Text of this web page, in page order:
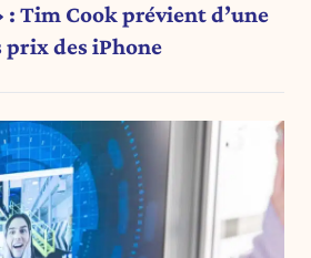
: Tim Cook prévient d’une
prix des iPhone